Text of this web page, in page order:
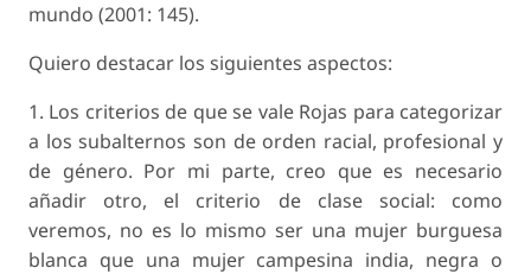
mundo (2001: 145).
Quiero destacar los siguientes aspectos:
1. Los criterios de que se vale Rojas para categorizar
a los subalternos son de orden racial, profesional y
de género. Por mi parte, creo que es necesario
añadir otro, el criterio de clase social: como
veremos, no es lo mismo ser una mujer burguesa
blanca que una mujer campesina india, negra o